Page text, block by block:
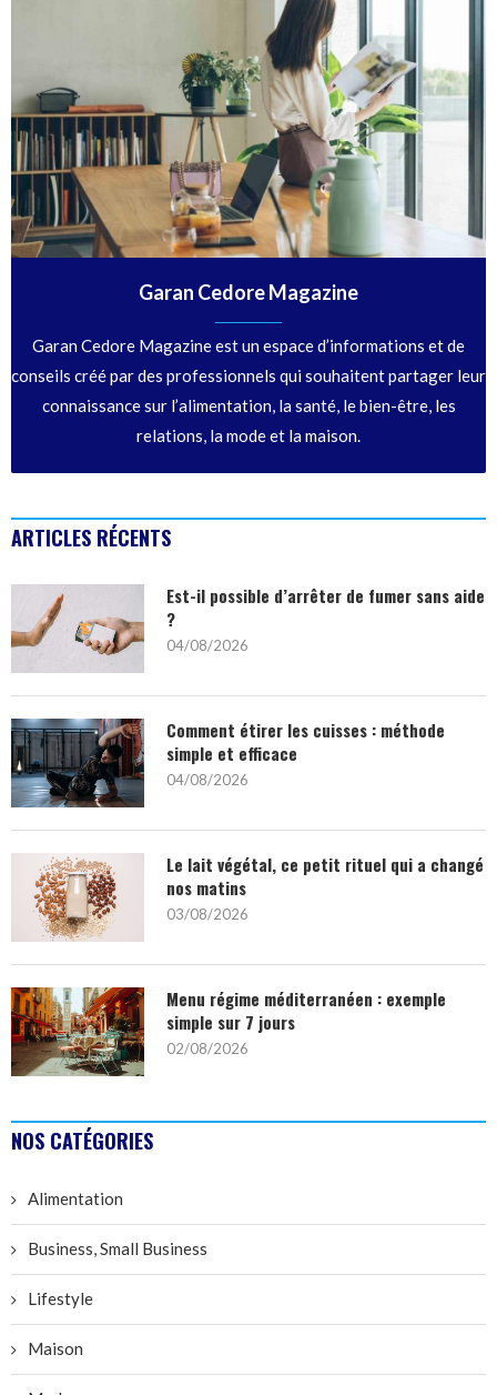
Garan Cedore Magazine
Garan Cedore Magazine est un espace d’informations et de
conseils créé par des professionnels qui souhaitent partager leur
connaissance sur l’alimentation, la santé, le bien-être, les
relations, la mode et la maison.
ARTICLES RÉCENTS
Est-il possible d’arrêter de fumer sans aide
?
04/08/2026
Comment étirer les cuisses : méthode
simple et efficace
04/08/2026
Le lait végétal, ce petit rituel qui a changé
nos matins
03/08/2026
Menu régime méditerranéen : exemple
simple sur 7 jours
02/08/2026
NOS CATÉGORIES
Alimentation
Business, Small Business
Lifestyle
Maison